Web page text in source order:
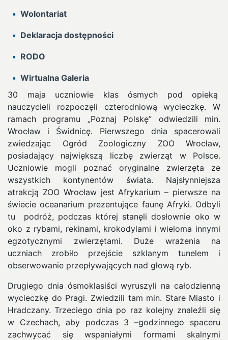
Wolontariat
Deklaracja dostępności
RODO
Wirtualna Galeria
30 maja uczniowie klas ósmych pod opieką
nauczycieli rozpoczęli czterodniową wycieczkę. W
ramach programu „Poznaj Polskę” odwiedzili min.
Wrocław i Świdnicę. Pierwszego dnia spacerowali
zwiedzając Ogród Zoologiczny ZOO Wrocław,
posiadający największą liczbę zwierząt w Polsce.
Uczniowie mogli poznać oryginalne zwierzęta ze
wszystkich kontynentów świata. Najsłynniejsza
atrakcją ZOO Wrocław jest Afrykarium – pierwsze na
świecie oceanarium prezentujące faunę Afryki. Odbyli
tu podróż, podczas której stanęli dosłownie oko w
oko z rybami, rekinami, krokodylami i wieloma innymi
egzotycznymi zwierzętami. Duże wrażenia na
uczniach zrobiło przejście szklanym tunelem i
obserwowanie przepływających nad głową ryb.
Drugiego dnia ósmoklasiści wyruszyli na całodzienną
wycieczkę do Pragi. Zwiedzili tam min. Stare Miasto i
Hradczany. Trzeciego dnia po raz kolejny znaleźli się
w Czechach, aby podczas 3 –godzinnego spaceru
zachwycać się wspaniałymi formami skalnymi